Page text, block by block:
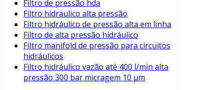
Filtro de pressão hda
Filtro hidraulico alta pressão
Filtro hidráulico de pressão alta em linha
Filtro de alta pressão hidráulico
Filtro manifold de pressão para circuitos
hidráulicos
Filtro hidráulico vazão até 400 l/min alta
pressão 300 bar micragem 10 μm